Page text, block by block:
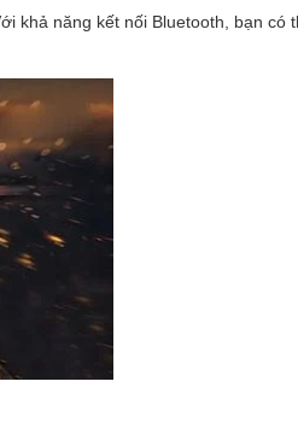
khả năng kết nối Bluetooth, bạn có